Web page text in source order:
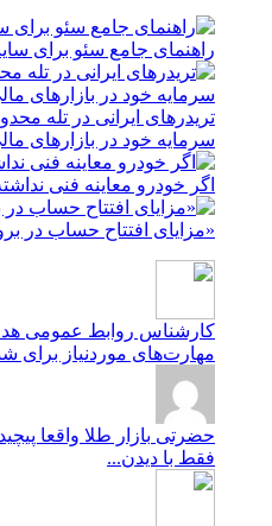
راهنمای جامع سئو برای
تریدرهای ایرانی در تله
سرمایه خود در بازارهای
اگر خودرو معاینه فنی
«مزایای افتتاح حساب در
کارشناس روابط عمومی
مهارت‌های موردنیاز برای
حضرتی بازار طلا واقعا
فقط با دیدن...